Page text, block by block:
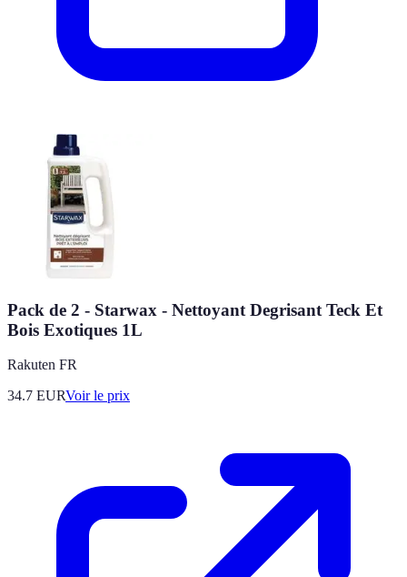
Pack de 2 - Starwax - Nettoyant Degrisant Teck Et
Bois Exotiques 1L
Rakuten FR
34.7 EURVoir le prix